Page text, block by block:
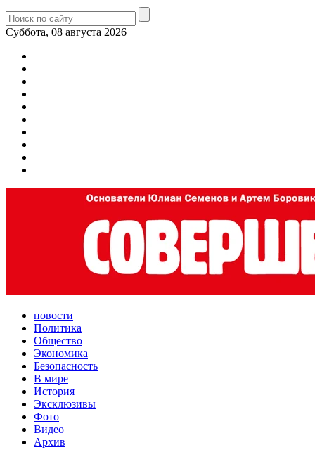
Суббота, 08 августа 2026
новости
Политика
Общество
Экономика
Безопасность
В мире
История
Эксклюзивы
Фото
Видео
Архив